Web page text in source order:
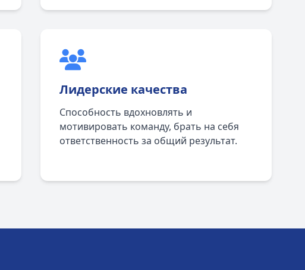
Лидерские качества
Способность вдохновлять и
мотивировать команду, брать на себя
ответственность за общий результат.